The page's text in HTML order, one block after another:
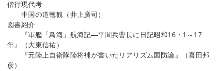
偕行現代考
中国の道徳観（井上廣司）
図書紹介
『軍艦「鳥海」航海記―平間兵曹長に日記昭和16・1～17
年』（大東信祐）
『元陸上自衛隊陸将補が書いたリアリズム国防論』（喜田邦
彦）